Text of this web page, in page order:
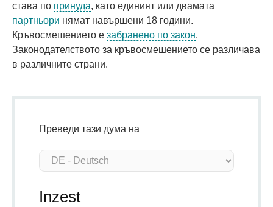
става по принуда, като единият или двамата
партньори нямат навършени 18 години.
Кръвосмешението е забранено по закон.
Законодателството за кръвосмешението се различава
в различните страни.
Преведи тази дума на
Inzest